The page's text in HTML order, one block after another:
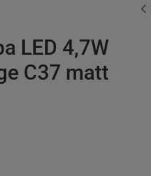
LED 4,7W
C37 matt